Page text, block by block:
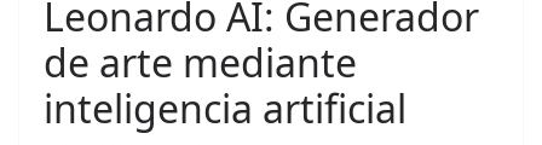
Leonardo AI: Generador
de arte mediante
inteligencia artificial